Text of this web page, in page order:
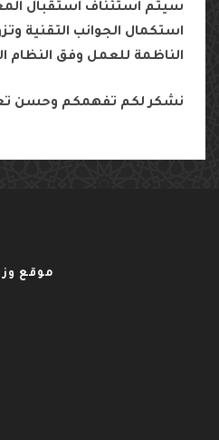
سيتم استئناف استقبال
استكمال الجوانب التقنية
الناظمة للعمل وفق النظام
نشكر لكم تفهمكم وحسن
موقع